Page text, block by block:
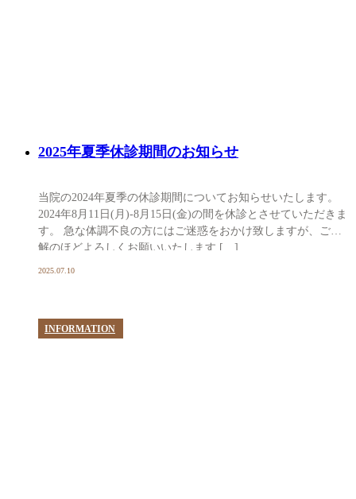
2025年夏季休診期間のお知らせ
当院の2024年夏季の休診期間についてお知らせいたします。
2024年8月11日(月)-8月15日(金)の間を休診とさせていただきま
す。 急な体調不良の方にはご迷惑をおかけ致しますが、ご理
解のほどよろしくお願いいたします […]
2025.07.10
INFORMATION